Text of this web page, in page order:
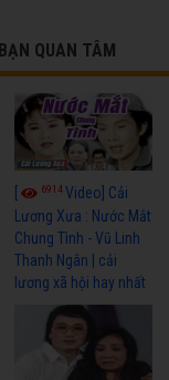
QUAN TÂM
6914Video] Cải
Lương Xưa : Nước Mắt
Chung Tình - Vũ Linh
Thanh Ngân | cải
lương xã hội hay nhất